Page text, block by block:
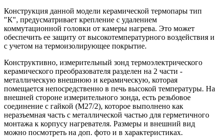
Конструкция данной модели керамической термопары тип
"К", предусматривает крепление с удалением
коммутационной головки от камеры нагрева. Это может
обеспечить ее защиту от высокотемпературного воздействия и
с учетом на термоизолирующее покрытие.
Конструктивно, измерительный зонд термоэлектрического
керамического преобразователя разделен на 2 части -
металлическую внешнюю и керамическую, которая
помещается непосредственно в печь высокой температуры. На
внешней стороне измерительного зонда, есть резьбовое
соединение с гайкой (М27/2), которое выполнено как
неразъемная часть с металлической частью для герметичного
монтажа к корпусу нагревателя. Размеры и внешний вид
можно посмотреть на доп. фото и в характеристиках.